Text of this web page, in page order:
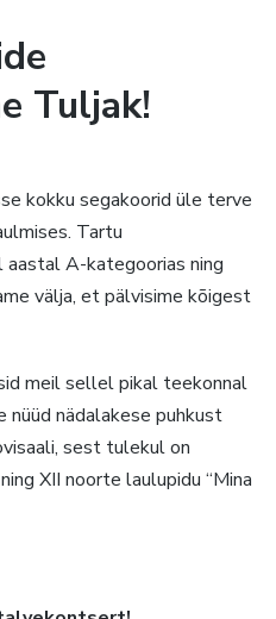
Tuljak!
kokku segakoorid üle terve
Tartu
A-kategoorias ning
välja, et pälvisime kõigest
meil sellel pikal teekonnal
nüüd nädalakese puhkust
sest tulekul on
XII noorte laulupidu “Mina